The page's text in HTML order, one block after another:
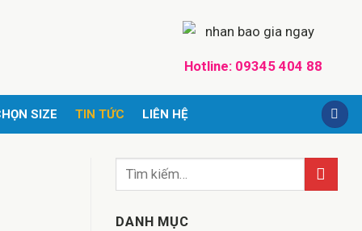
Hotline: 09345 404 88
SIZE TIN TỨC LIÊN HỆ
DANH MỤC